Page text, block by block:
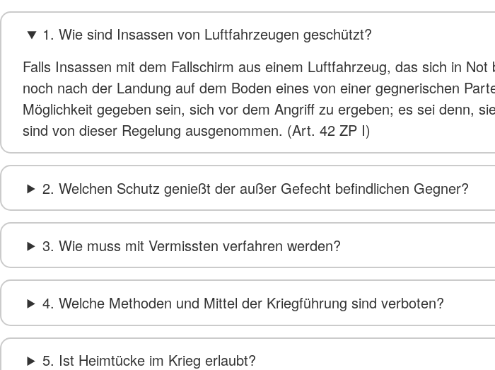
1. Wie sind Insassen von Luftfahrzeugen geschützt?
Falls Insassen mit dem Fallschirm aus einem Luftfahrzeug, das sich in
noch nach der Landung auf dem Boden eines von einer gegnerischen
Möglichkeit gegeben sein, sich vor dem Angriff zu ergeben; es sei denn,
sind von dieser Regelung ausgenommen. (Art. 42 ZP I)
2. Welchen Schutz genießt der außer Gefecht befindlichen Gegner?
3. Wie muss mit Vermissten verfahren werden?
4. Welche Methoden und Mittel der Kriegführung sind verboten?
5. Ist Heimtücke im Krieg erlaubt?